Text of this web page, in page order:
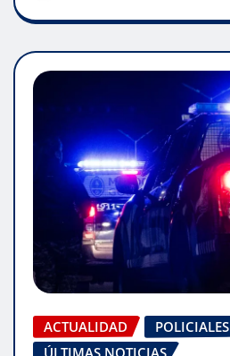
ACTUALIDAD POLICIALES
ÚLTIMAS NOTICIAS